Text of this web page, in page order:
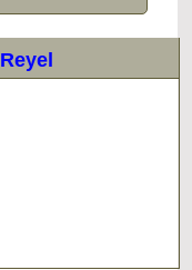
Reyel